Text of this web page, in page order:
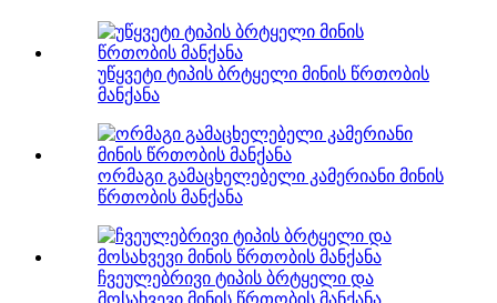
უწყვეტი ტიპის ბრტყელი მინის წრთობის
მანქანა
ორმაგი გამაცხელებელი კამერიანი მინის
წრთობის მანქანა
ჩვეულებრივი ტიპის ბრტყელი და